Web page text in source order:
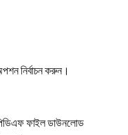
নির্বাচন করুন।
ফাইল ডাউনলোড